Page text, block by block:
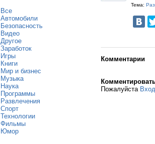
Все
Автомобили
Безопасность
Видео
Другое
Заработок
Игры
Книги
Мир и бизнес
Музыка
Наука
Программы
Развлечения
Спорт
Технологии
Фильмы
Юмор
Тема:
Комментарии
Пожалуйста Вход